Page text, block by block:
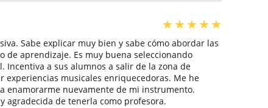
★★★★★
Sabe explicar muy bien y sabe cómo abordar las
aprendizaje. Es muy buena seleccionando
a sus alumnos a salir de la zona de
musicales enriquecedoras. Me he
enamorarme nuevamente de mi instrumento.
agradecida de tenerla como profesora.